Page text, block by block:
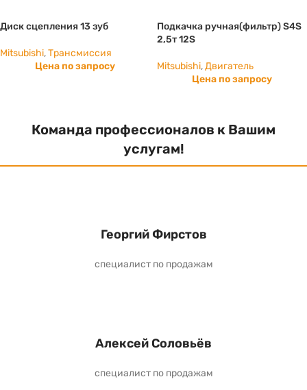
Диск сцепления 13 зуб
Mitsubishi,Трансмиссия
Цена по запросу
Подкачка ручная(фильтр) S4S
2,5т 12S
Mitsubishi,Двигатель
Цена по запросу
Команда профессионалов к Вашим
услугам!
Георгий Фирстов
специалист по продажам
Алексей Соловьёв
специалист по продажам